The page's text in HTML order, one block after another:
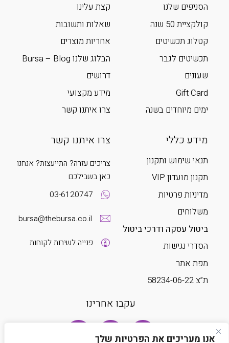
אנו מעריכים את הפרטיות שלך
הסניפים שלנו
קולקציית 50 שנה
קטלוג תכשיטים
תכשיטים לגבר
שעונים
Gift Card
ימים מיוחדים בשנה
קצת עלינו
שאלות ותשובות
אחריות מוצרים
הבלוג שלנו Bursa – Blog
דרושים
מידע מקצועי
צרו איתנו קשר
מידע כללי
תנאי שימוש ותקנון
תקנון מועדון VIP
מדיניות פרטיות
משלוחים
ביטול עסקה ודרכי ביטול
הסדרי נגישות
מפת אתר
ת”צ 58234-06-22
צרו איתנו קשר
צריכים עזרה? התייעצות? אנחנו
כאן בשבילכם
03-6120747
bursa@thebursa.co.il
פנייה לשירות לקוחות
עקבו אחרינו